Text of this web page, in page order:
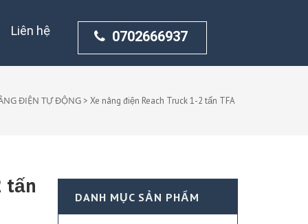
Liên hệ 0702666937
ĐIỆN TỰ ĐỘNG > Xe nâng điện Reach Truck 1-2 tấn TFA
tấn DANH MỤC SẢN PHẨM